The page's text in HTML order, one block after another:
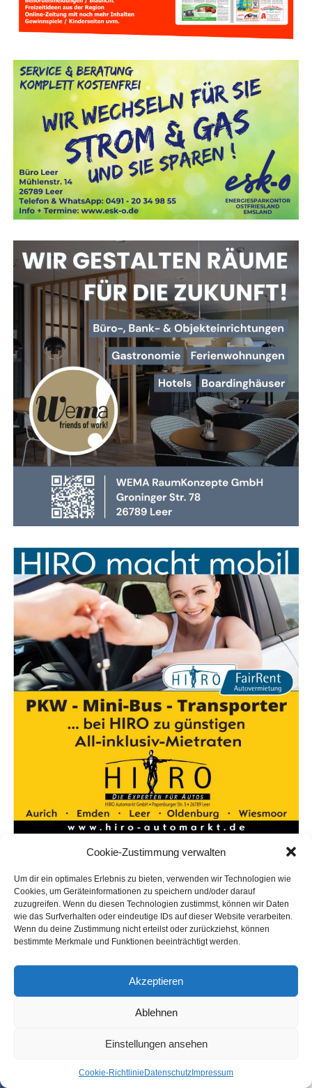
Cookie-Zustimmung verwalten
Um dir ein optimales Erlebnis zu bieten, verwenden wir Technologien wie
Cookies, um Geräteinformationen zu speichern und/oder darauf
zuzugreifen. Wenn du diesen Technologien zustimmst, können wir Daten
wie das Surfverhalten oder eindeutige IDs auf dieser Website verarbeiten.
Wenn du deine Zustimmung nicht erteilst oder zurückziehst, können
bestimmte Merkmale und Funktionen beeinträchtigt werden.
Akzeptieren
Ablehnen
Einstellungen ansehen
Coo­kie-Richt­li­nie Daten­schutz Impres­sum
SHARE TWEET